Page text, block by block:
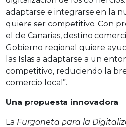
adaptarse e integrarse en la
quiere ser competitivo. Con
el de Canarias, destino
Gobierno regional quiere
las Islas a adaptarse a un
competitivo, reduciendo la
comercio local”.
Una propuesta innovadora
La Furgoneta para la